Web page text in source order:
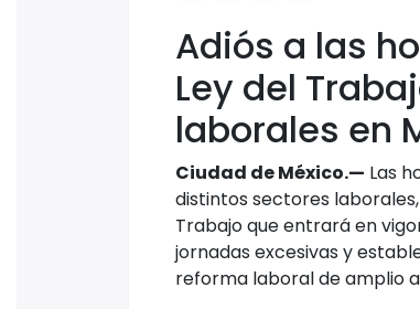
Adiós a las
Ley del
laborales en
Ciudad de México.— Las
distintos sectores
Trabajo que entrará en
jornadas excesivas y
reforma laboral de amplio